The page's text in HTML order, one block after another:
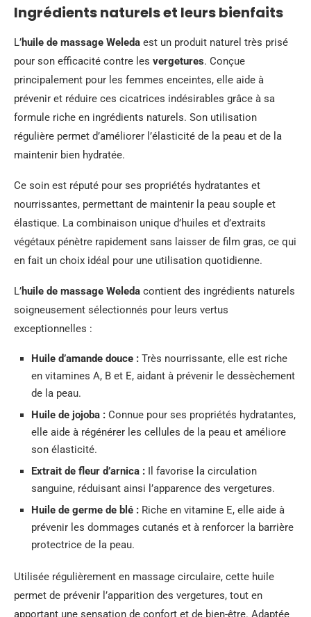
Ingrédients naturels et leurs bienfaits
L’huile de massage Weleda est un produit naturel très prisé
pour son efficacité contre les vergetures. Conçue
principalement pour les femmes enceintes, elle aide à
prévenir et réduire ces cicatrices indésirables grâce à sa
formule riche en ingrédients naturels. Son utilisation
régulière permet d’améliorer l’élasticité de la peau et de la
maintenir bien hydratée.
Ce soin est réputé pour ses propriétés hydratantes et
nourrissantes, permettant de maintenir la peau souple et
élastique. La combinaison unique d’huiles et d’extraits
végétaux pénètre rapidement sans laisser de film gras, ce qui
en fait un choix idéal pour une utilisation quotidienne.
L’huile de massage Weleda contient des ingrédients naturels
soigneusement sélectionnés pour leurs vertus
exceptionnelles :
Huile d’amande douce : Très nourrissante, elle est riche
en vitamines A, B et E, aidant à prévenir le dessèchement
de la peau.
Huile de jojoba : Connue pour ses propriétés hydratantes,
elle aide à régénérer les cellules de la peau et améliore
son élasticité.
Extrait de fleur d’arnica : Il favorise la circulation
sanguine, réduisant ainsi l’apparence des vergetures.
Huile de germe de blé : Riche en vitamine E, elle aide à
prévenir les dommages cutanés et à renforcer la barrière
protectrice de la peau.
Utilisée régulièrement en massage circulaire, cette huile
permet de prévenir l’apparition des vergetures, tout en
apportant une sensation de confort et de bien-être. Adaptée